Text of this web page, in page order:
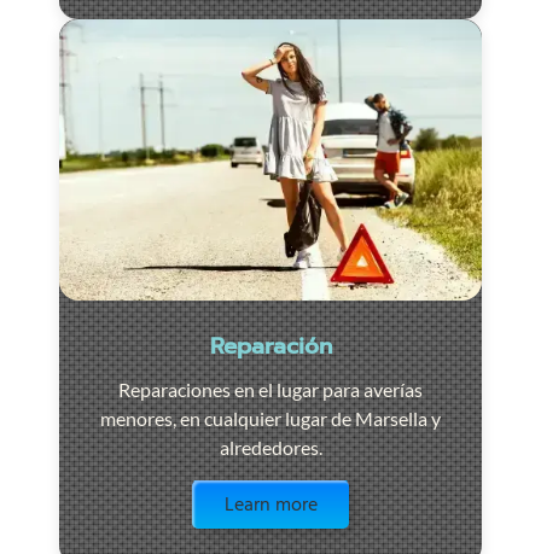
Reparación
Reparaciones en el lugar para averías
menores, en cualquier lugar de Marsella y
alrededores.
Learn more